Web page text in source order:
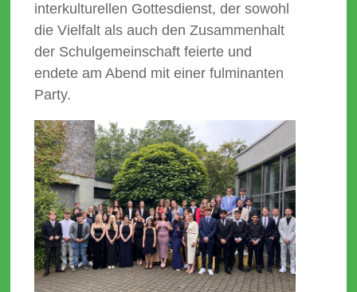
interkulturellen Gottesdienst, der sowohl
die Vielfalt als auch den Zusammenhalt
der Schulgemeinschaft feierte und
endete am Abend mit einer fulminanten
Party.